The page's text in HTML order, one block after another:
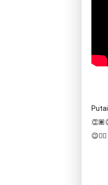
😉👌🏽